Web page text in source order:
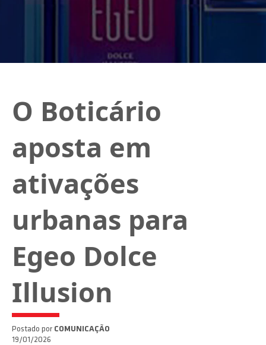
O Boticário
aposta em
ativações
urbanas para
Egeo Dolce
Illusion
Postado por COMUNICAÇÃO
19/01/2026